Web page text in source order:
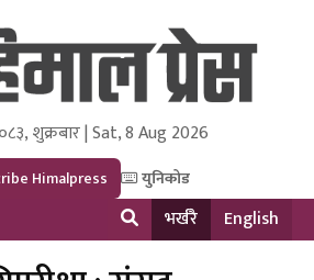
and Research Pvt Ltd.
शुक्रबार | Sat, 8 Aug 2026
Himalpress युनिकोड
भर्खरै English